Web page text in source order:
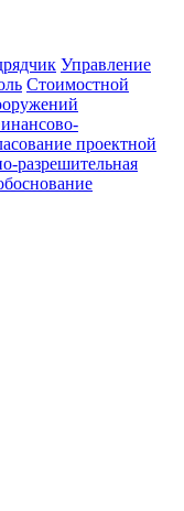
Управление
Стоимостной
проектной
разрешительная